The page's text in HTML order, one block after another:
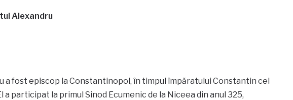
Alexandru
a fost episcop la Constantinopol, în timpul împăratului Constantin cel
a participat la primul Sinod Ecumenic de la Niceea din anul 325,